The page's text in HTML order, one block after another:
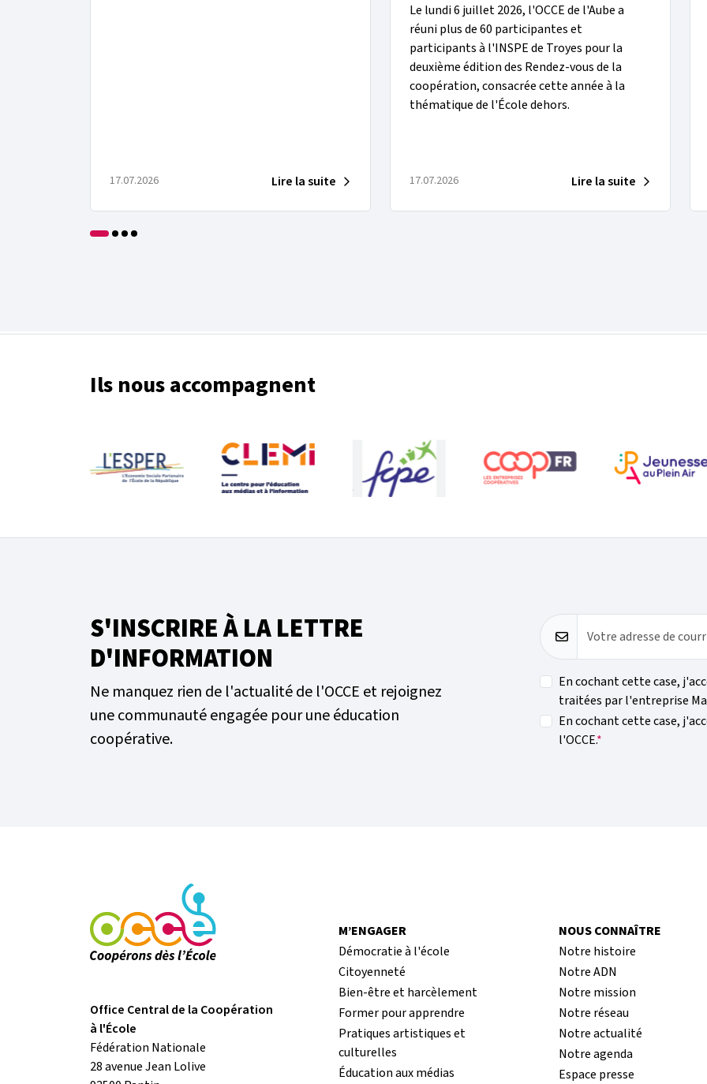
17.07.2026 Lire la suite
Le lundi 6 juillet 2026, l'OCCE de l'Aube a
réuni plus de 60 participantes et
participants à l'INSPE de Troyes pour la
deuxième édition des Rendez-vous de la
coopération, consacrée cette année à la
thématique de l'École dehors.
17.07.2026 Lire la suite
Ils nous accompagnent
S'INSCRIRE À LA LETTRE
D'INFORMATION
Ne manquez rien de l'actualité de l'OCCE et rejoignez
une communauté engagée pour une éducation
coopérative.
Votre adresse de
En cochant cette case,
traitées par l'entreprise
En cochant cette case,
l'OCCE.
Office Central de la Coopération
à l'École
Fédération Nationale
28 avenue Jean Lolive
M’ENGAGER
Démocratie à l'école
Citoyenneté
Bien-être et harcèlement
Former pour apprendre
Pratiques artistiques et
culturelles
Éducation aux médias
NOUS CONNAÎTRE
Notre histoire
Notre ADN
Notre mission
Notre réseau
Notre actualité
Notre agenda
Espace presse